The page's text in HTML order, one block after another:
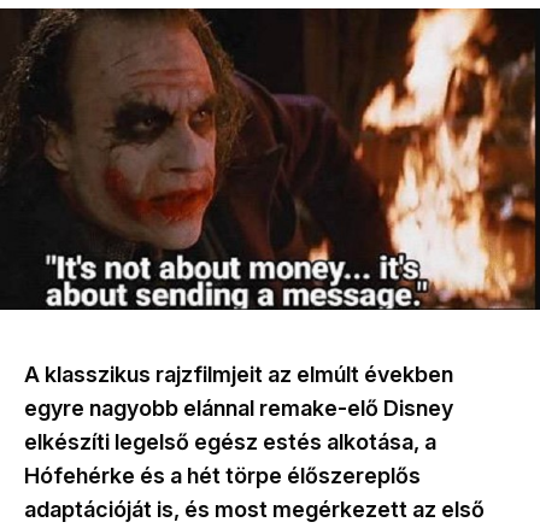
A klasszikus rajzfilmjeit az elmúlt években
egyre nagyobb elánnal remake-elő Disney
elkészíti legelső egész estés alkotása, a
Hófehérke és a hét törpe élőszereplős
adaptációját is, és most megérkezett az első